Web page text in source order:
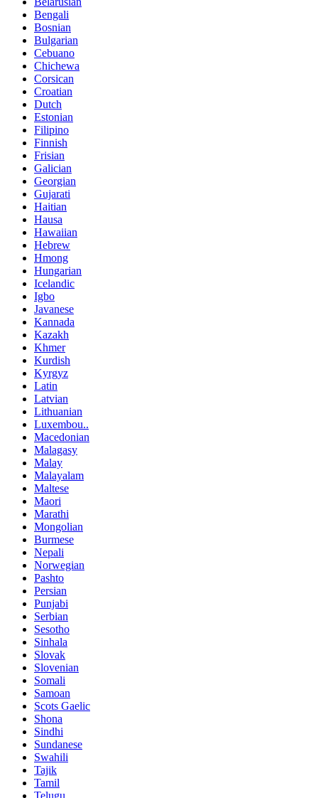
Bengali
Bosnian
Bulgarian
Cebuano
Chichewa
Corsican
Croatian
Dutch
Estonian
Filipino
Finnish
Frisian
Galician
Georgian
Gujarati
Haitian
Hausa
Hawaiian
Hebrew
Hmong
Hungarian
Icelandic
Igbo
Javanese
Kannada
Kazakh
Khmer
Kurdish
Kyrgyz
Latin
Latvian
Lithuanian
Luxembou..
Macedonian
Malagasy
Malay
Malayalam
Maltese
Maori
Marathi
Mongolian
Burmese
Nepali
Norwegian
Pashto
Persian
Punjabi
Serbian
Sesotho
Sinhala
Slovak
Slovenian
Somali
Samoan
Scots Gaelic
Shona
Sindhi
Sundanese
Swahili
Tajik
Tamil
Telugu